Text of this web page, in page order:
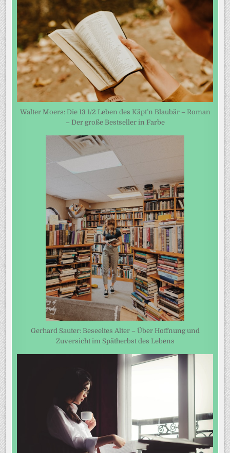
Walter Moers: Die 13 1/2 Leben des Käpt’n Blaubär – Roman
– Der große Bestseller in Farbe
Gerhard Sauter: Beseeltes Alter – Über Hoffnung und
Zuversicht im Spätherbst des Lebens